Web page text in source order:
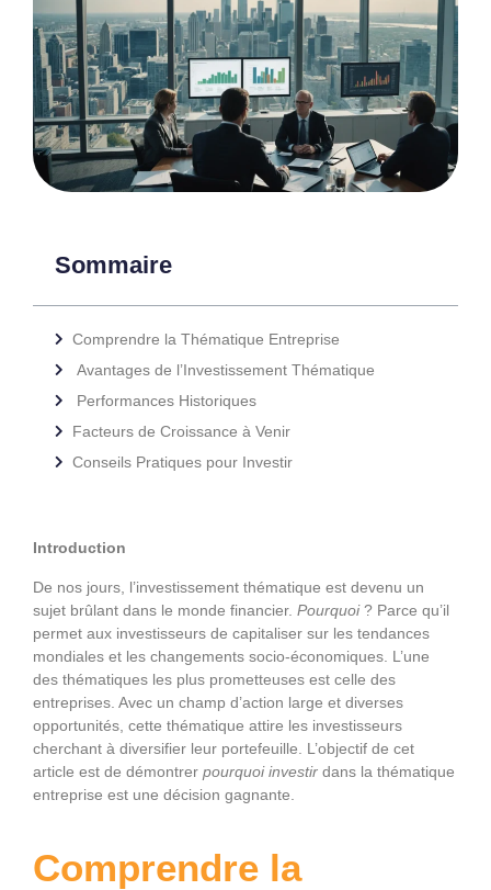
Sommaire
Comprendre la Thématique Entreprise
Avantages de l’Investissement Thématique
Performances Historiques
Facteurs de Croissance à Venir
Conseils Pratiques pour Investir
Introduction
De nos jours, l’investissement thématique est devenu un
sujet brûlant dans le monde financier. Pourquoi? Parce qu’il
permet aux investisseurs de capitaliser sur les tendances
mondiales et les changements socio-économiques. L’une
des thématiques les plus prometteuses est celle des
entreprises. Avec un champ d’action large et diverses
opportunités, cette thématique attire les investisseurs
cherchant à diversifier leur portefeuille. L’objectif de cet
article est de démontrer pourquoi investir dans la thématique
entreprise est une décision gagnante.
Comprendre la